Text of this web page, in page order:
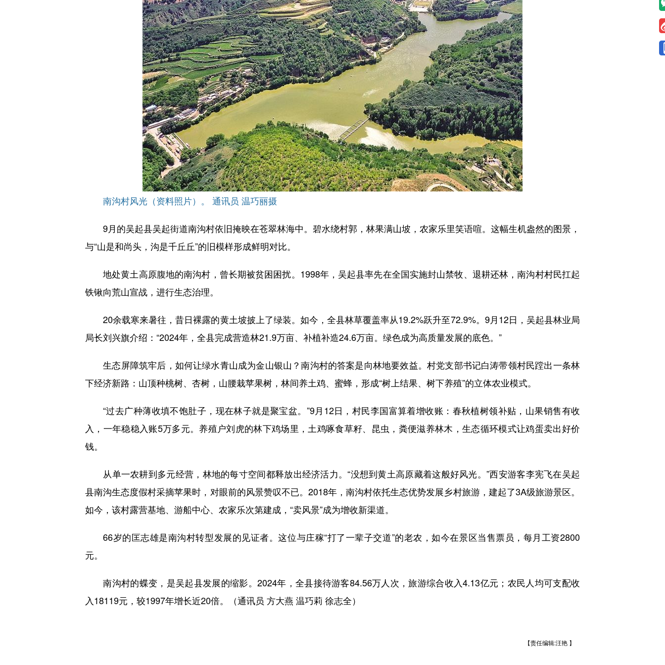
南沟村风光（资料照片）。 通讯员 温巧丽摄
9月的吴起县吴起街道南沟村依旧掩映在苍翠林海中。碧水绕村郭，林果满山坡，农家乐里笑语喧。这幅生机盎然的图景，
与“山是和尚头，沟是千丘丘”的旧模样形成鲜明对比。
地处黄土高原腹地的南沟村，曾长期被贫困困扰。1998年，吴起县率先在全国实施封山禁牧、退耕还林，南沟村村民扛起
铁锹向荒山宣战，进行生态治理。
20余载寒来暑往，昔日裸露的黄土坡披上了绿装。如今，全县林草覆盖率从19.2%跃升至72.9%。9月12日，吴起县林业局
局长刘兴旗介绍：“2024年，全县完成营造林21.9万亩、补植补造24.6万亩。绿色成为高质量发展的底色。”
生态屏障筑牢后，如何让绿水青山成为金山银山？南沟村的答案是向林地要效益。村党支部书记白涛带领村民蹚出一条林
下经济新路：山顶种桃树、杏树，山腰栽苹果树，林间养土鸡、蜜蜂，形成“树上结果、树下养殖”的立体农业模式。
“过去广种薄收填不饱肚子，现在林子就是聚宝盆。”9月12日，村民李国富算着增收账：春秋植树领补贴，山果销售有收
入，一年稳稳入账5万多元。养殖户刘虎的林下鸡场里，土鸡啄食草籽、昆虫，粪便滋养林木，生态循环模式让鸡蛋卖出好价
钱。
从单一农耕到多元经营，林地的每寸空间都释放出经济活力。“没想到黄土高原藏着这般好风光。”西安游客李宪飞在吴起
县南沟生态度假村采摘苹果时，对眼前的风景赞叹不已。2018年，南沟村依托生态优势发展乡村旅游，建起了3A级旅游景区。
如今，该村露营基地、游船中心、农家乐次第建成，“卖风景”成为增收新渠道。
66岁的匡志雄是南沟村转型发展的见证者。这位与庄稼“打了一辈子交道”的老农，如今在景区当售票员，每月工资2800
元。
南沟村的蝶变，是吴起县发展的缩影。2024年，全县接待游客84.56万人次，旅游综合收入4.13亿元；农民人均可支配收
入18119元，较1997年增长近20倍。（通讯员 方大燕 温巧莉 徐志全）
【责任编辑:汪艳 】